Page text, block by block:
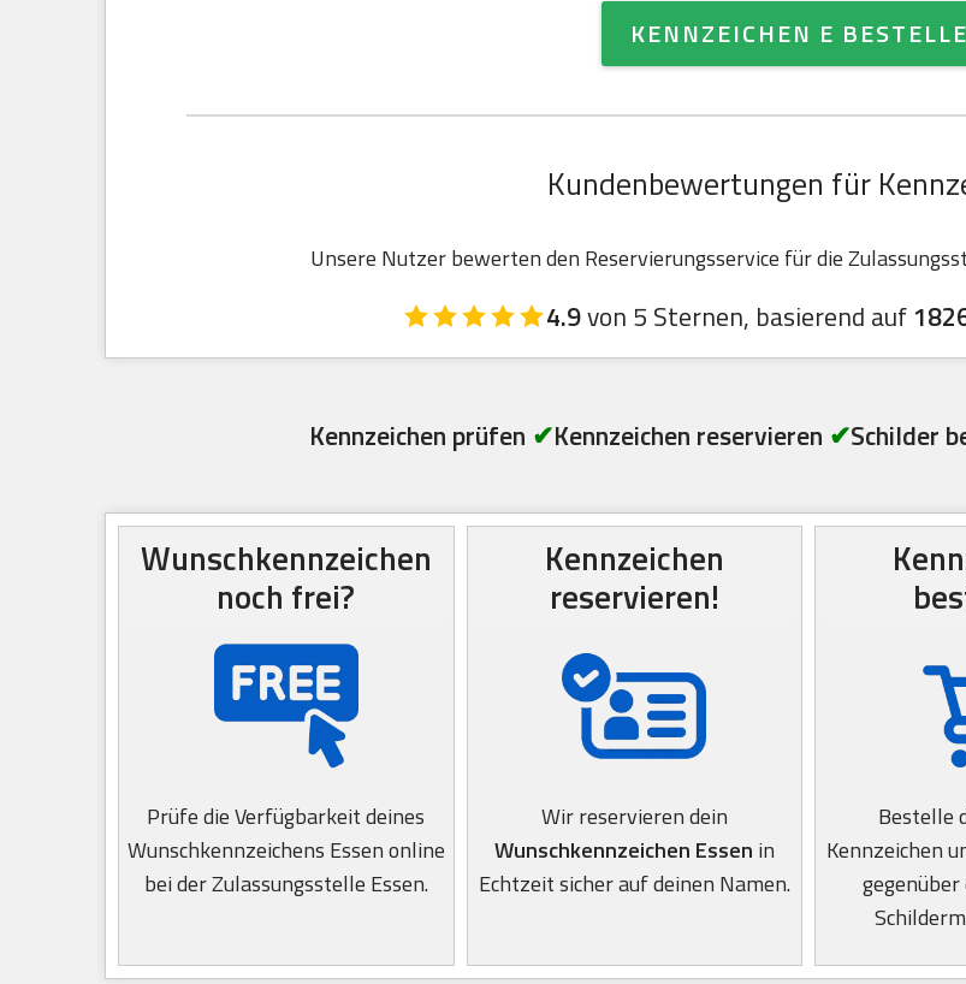
KENNZEICHEN E
Kundenbewertungen für
Unsere Nutzer bewerten den Reservierungsservice für die
4.9von 5 Sternen, basierend auf
Kennzeichen prüfen ✔Kennzeichen reservieren ✔Schilder
Wunschkennzeichen
noch frei?
Prüfe die Verfügbarkeit deines
Wunschkennzeichens Essen online
bei der Zulassungsstelle Essen.
Kennzeichen
reservieren!
Wir reservieren dein
Wunschkennzeichen Essen in
Echtzeit sicher auf deinen Namen.
Bestelle
Kennzeichen